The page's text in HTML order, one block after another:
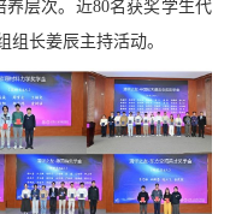
层次。近80名获奖学生代
组长姜辰主持活动。